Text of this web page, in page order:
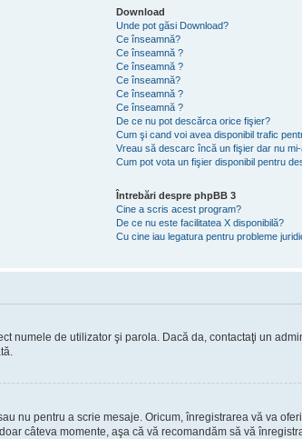
Download
Unde pot găsi Download?
Ce înseamnă?
Ce înseamnă ?
Ce înseamnă ?
Ce înseamnă?
Ce înseamnă ?
Ce înseamnă ?
De ce nu pot descărca orice fişier?
Cum şi cand voi avea disponibil trafic
Vreau să descarc încă un fişier dar nu
Cum pot vota un fişier disponibil pentru
Întrebări despre phpBB 3
Cine a scris acest program?
De ce nu este facilitatea X disponibilă?
Cu cine iau legatura pentru probleme
numele de utilizator şi parola. Dacă da, contactaţi un
nu pentru a scrie mesaje. Oricum, înregistrarea vă va
câteva momente, aşa că vă recomandăm să vă